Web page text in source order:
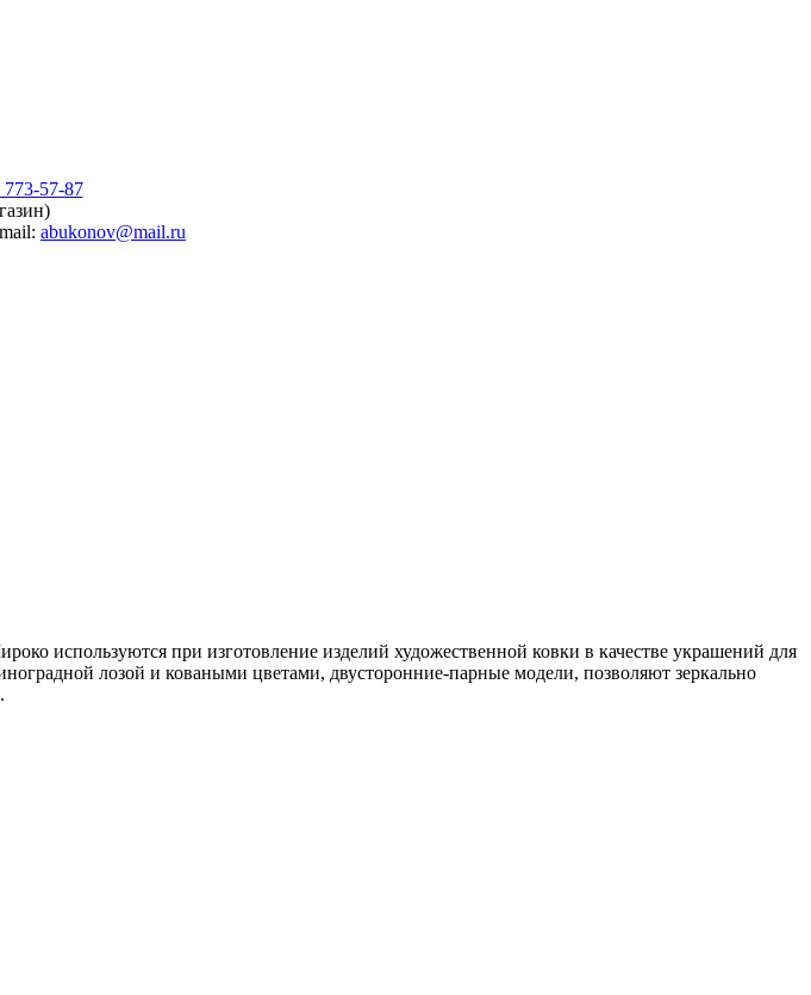
57-87
abukonov@mail.ru
используются при изготовление изделий художественной ковки в качестве украшений для
лозой и коваными цветами, двусторонние-парные модели, позволяют зеркально